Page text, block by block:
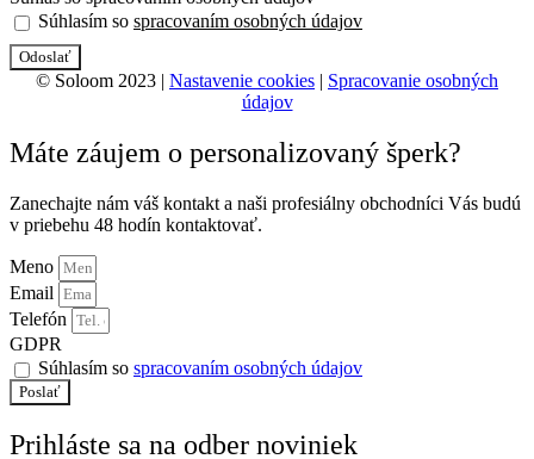
Súhlasím so spracovaním osobných údajov
Odoslať
© Soloom 2023 | Nastavenie cookies | Spracovanie osobných
údajov
Máte záujem o personalizovaný šperk?
Zanechajte nám váš kontakt a naši profesiálny obchodníci Vás budú
v priebehu 48 hodín kontaktovať.
Meno
Email
Telefón
GDPR
Súhlasím so spracovaním osobných údajov
Poslať
Prihláste sa na odber noviniek